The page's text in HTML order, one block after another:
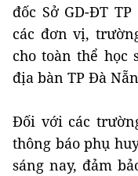
đốc Sở GD-ĐT
các đơn vị,
cho toàn thể học
địa bàn TP Đà
Đối với các
thông báo phụ
sáng nay, đảm